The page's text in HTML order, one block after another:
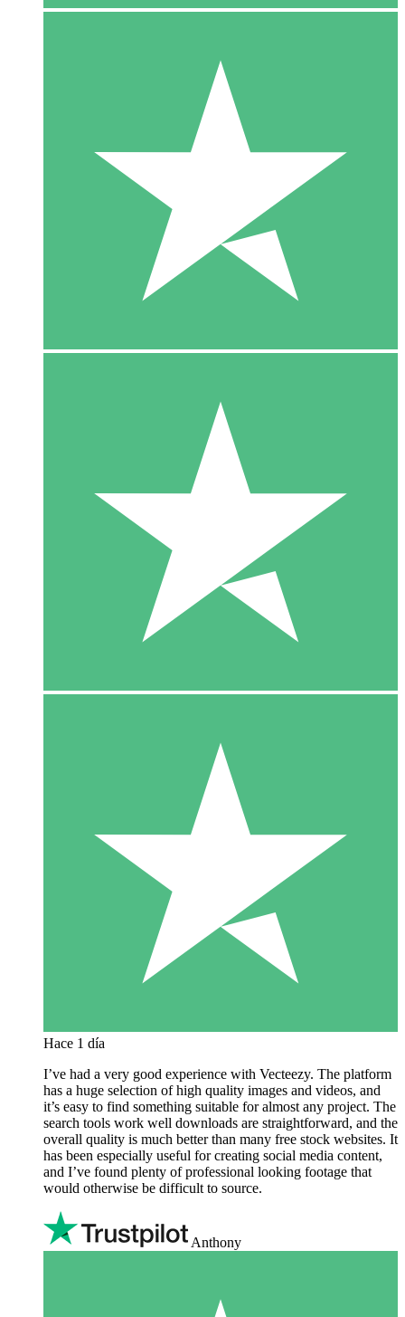
Hace 1 día
I’ve had a very good experience with Vecteezy. The platform
has a huge selection of high quality images and videos, and
it’s easy to find something suitable for almost any project. The
search tools work well downloads are straightforward, and the
overall quality is much better than many free stock websites. It
has been especially useful for creating social media content,
and I’ve found plenty of professional looking footage that
would otherwise be difficult to source.
Anthony